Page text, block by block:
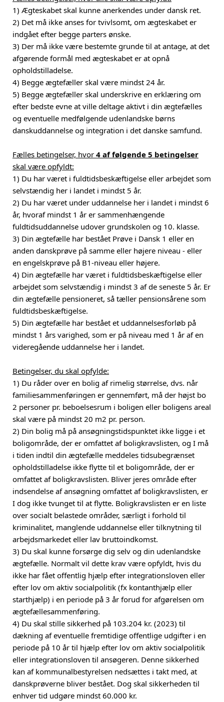
1) Ægteskabet skal kunne anerkendes under dansk ret.
2) Det må ikke anses for tvivlsomt, om ægteskabet er
indgået efter begge parters ønske.
3) Der må ikke være bestemte grunde til at antage, at det
afgørende formål med ægteskabet er at opnå
opholdstilladelse.
4) Begge ægtefæller skal være mindst 24 år.
5) Begge ægtefæller skal underskrive en erklæring om
efter bedste evne at ville deltage aktivt i din ægtefælles
og eventuelle medfølgende udenlandske børns
danskuddannelse og integration i det danske samfund.
Fælles betingelser, hvor 4 af følgende 5 betingelser
skal være opfyldt:
1) Du har været i fuldtidsbeskæftigelse eller arbejdet som
selvstændig her i landet i mindst 5 år.
2) Du har været under uddannelse her i landet i mindst 6
år, hvoraf mindst 1 år er sammenhængende
fuldtidsuddannelse udover grundskolen og 10. klasse.
3) Din ægtefælle har bestået Prøve i Dansk 1 eller en
anden danskprøve på samme eller højere niveau - eller
en engelskprøve på B1-niveau eller højere.
4) Din ægtefælle har været i fuldtidsbeskæftigelse eller
arbejdet som selvstændig i mindst 3 af de seneste 5 år. Er
din ægtefælle pensioneret, så tæller pensionsårene som
fuldtidsbeskæftigelse.
5) Din ægtefælle har bestået et uddannelsesforløb på
mindst 1 års varighed, som er på niveau med 1 år af en
videregående uddannelse her i landet.
Betingelser, du skal opfylde:
1) Du råder over en bolig af rimelig størrelse, dvs. når
familiesammenføringen er gennemført, må der højst bo
2 personer pr. beboelsesrum i boligen eller boligens areal
skal være på mindst 20 m2 pr. person.
2) Din bolig må på ansøgningstidspunktet ikke ligge i et
boligområde, der er omfattet af boligkravslisten, og I må
i tiden indtil din ægtefælle meddeles tidsubegrænset
opholdstilladelse ikke flytte til et boligområde, der er
omfattet af boligkravslisten. Bliver jeres område efter
indsendelse af ansøgning omfattet af boligkravslisten, er
I dog ikke tvunget til at flytte. Boligkravslisten er en liste
over socialt belastede områder, særligt i forhold til
kriminalitet, manglende uddannelse eller tilknytning til
arbejdsmarkedet eller lav bruttoindkomst.
3) Du skal kunne forsørge dig selv og din udenlandske
ægtefælle. Normalt vil dette krav være opfyldt, hvis du
ikke har fået offentlig hjælp efter integrationsloven eller
efter lov om aktiv socialpolitik (fx kontanthjælp eller
starthjælp) i en periode på 3 år forud for afgørelsen om
ægtefællesammenføring.
4) Du skal stille sikkerhed på 103.204 kr. (2023) til
dækning af eventuelle fremtidige offentlige udgifter i en
periode på 10 år til hjælp efter lov om aktiv socialpolitik
eller integrationsloven til ansøgeren. Denne sikkerhed
kan af kommunalbestyrelsen nedsættes i takt med, at
danskprøverne bliver bestået. Dog skal sikkerheden til
enhver tid udgøre mindst 60.000 kr.